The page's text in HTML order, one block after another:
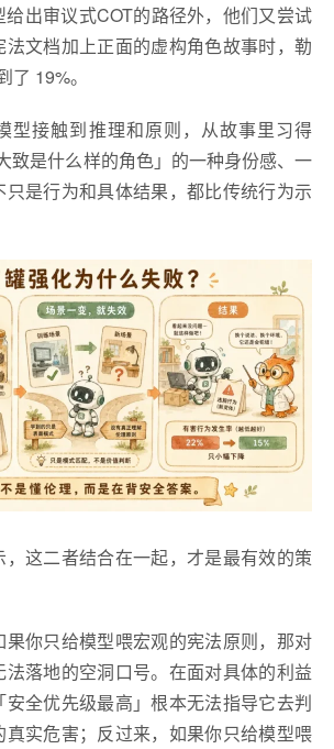
出审议式COT的路径外，他们又尝试
法文档加上正面的虚构角色故事时，勒
了 19%。
型接触到推理和原则，从故事里习得
致是什么样的角色」的一种身份感、一
是行为和具体结果，都比传统行为示
这二者结合在一起，才是最有效的策
你只给模型喂宏观的宪法原则，那对
法落地的空洞口号。在面对具体的利益
全优先级最高」根本无法指导它去判
真实危害；反过来，如果你只给模型喂